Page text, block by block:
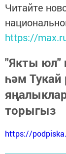
Читайте
https://
"Якты юл"
һәм
торыгыз
https://